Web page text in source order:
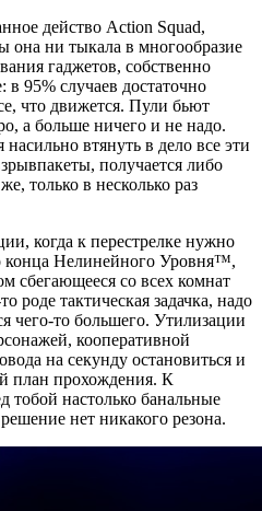
действо Action Squad,
она ни тыкала в многообразие
гаджетов, собственно
в 95% случаев достаточно
что движется. Пули бьют
а больше ничего и не надо.
втянуть в дело все эти
получается либо
только в несколько раз
когда к перестрелке нужно
конца Нелинейного Уровня™,
сбегающееся со всех комнат
роде тактическая задачка, надо
чего-то большего. Утилизации
кооперативной
на секунду остановиться и
план прохождения. К
тобой настолько банальные
нет никакого резона.